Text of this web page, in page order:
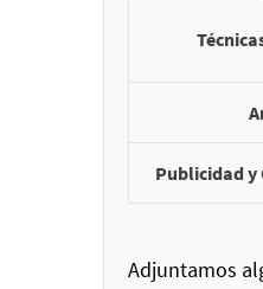
Publicidad
Adjuntamos